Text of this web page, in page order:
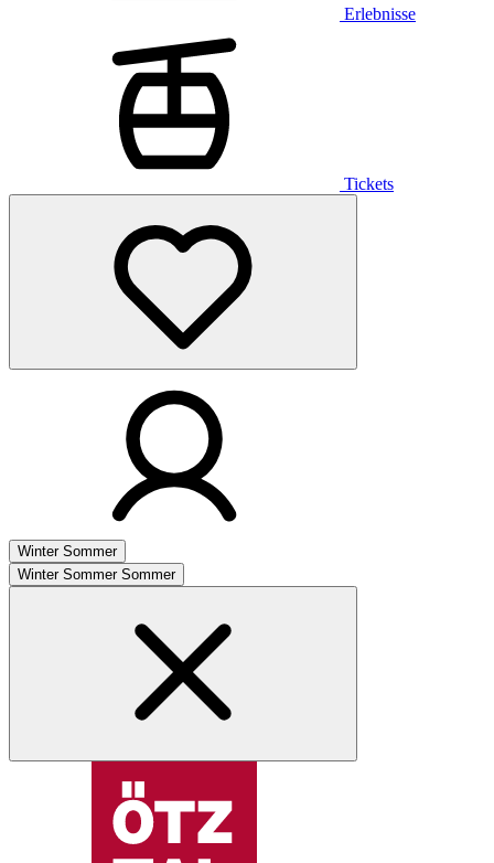
Erlebnisse
Tickets
Winter Sommer
Winter Sommer Sommer